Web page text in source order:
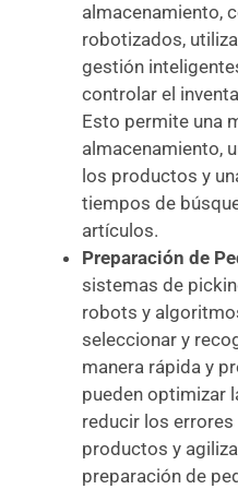
almacenamiento,
robotizados,
gestión
controlar el
Esto permite una
almacenamiento,
los productos y
tiempos de
artículos.
Preparación de
sistemas de
robots y
seleccionar y
manera rápida y
pueden optimizar
reducir los
productos y
preparación de